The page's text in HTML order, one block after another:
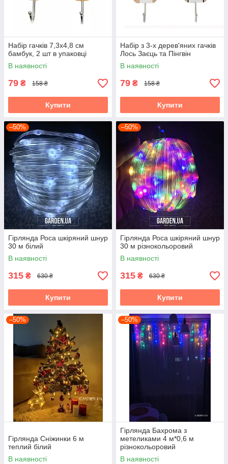
Набір гачків 7,3х4,8 см
бамбук, 2 шт в упаковці
В наявності
79 ₴ 158 ₴
Купити
Набір з 3-х дерев'яних гачків
Лось Заєць та Пінгвін
В наявності
79 ₴ 158 ₴
Купити
–50%
Гірлянда Роса шкіряний шнур
30 м білий
В наявності
315 ₴ 630 ₴
Купити
–50%
Гірлянда Роса шкіряний шнур
30 м різнокольоровий
В наявності
315 ₴ 630 ₴
Купити
–50%
Гірлянда Сніжинки 6 м
теплий білий
В наявності
–50%
Гірлянда Бахрома з
метеликами 4 м*0,6 м
різнокольоровий
В наявності